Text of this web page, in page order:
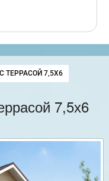
ТЕРРАСОЙ 7,5Х6
7,5х6